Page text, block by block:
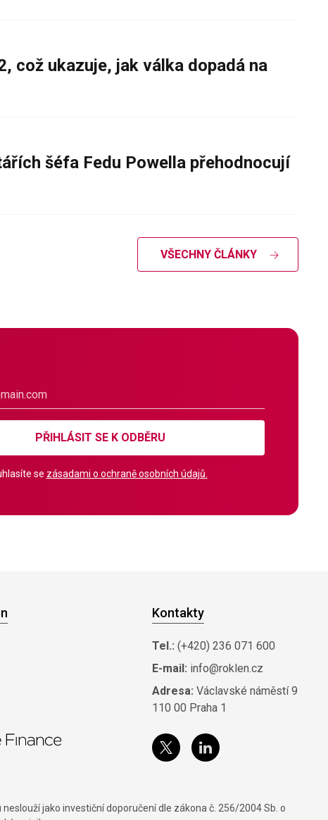
což ukazuje, jak válka dopadá na
šéfa Fedu Powella přehodnocují
VŠECHNY ČLÁNKY
PŘIHLÁSIT SE K ODBĚRU
se zásadami o ochraně osobních údajů.
Kontakty
Tel.: (+420) 236 071 600
E-mail: info@roklen.cz
Adresa: Václavské náměstí 9
110 00 Praha 1
jako investiční doporučení dle zákona č. 256/2004 Sb. o